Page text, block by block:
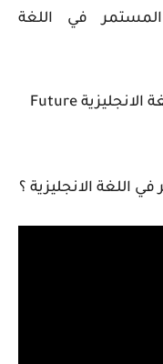
في اللغة
ماهو المستقبل المستمر في اللغة الانجليزية Future
اللغة الانجليزية ؟